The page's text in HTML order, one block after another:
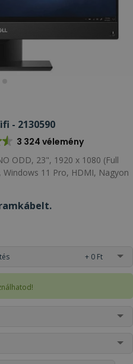
- 2130590
3 324 vélemény
ODD, 23", 1920 x 1080 (Full
Windows 11 Pro, HDMI, Nagyon
+ 0 Ft